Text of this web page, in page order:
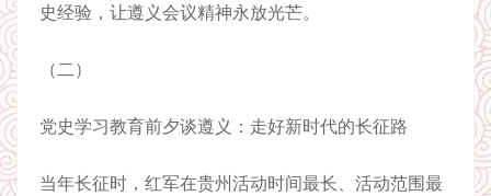
史经验，让遵义会议精神永放光芒。
（二）
党史学习教育前夕谈遵义：走好新时代的长征路
当年长征时，红军在贵州活动时间最长、活动范围最